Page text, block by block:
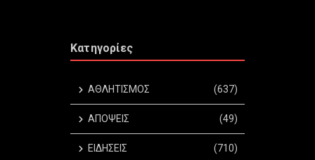
Κατηγορίες
ΑΘΛΗΤΙΣΜΟΣ (637)
ΑΠΟΨΕΙΣ (49)
ΕΙΔΗΣΕΙΣ (710)